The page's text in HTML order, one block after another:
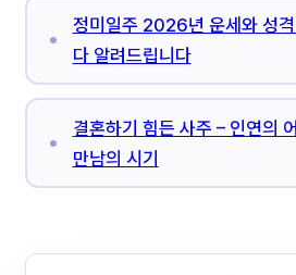
정미일주 2026년 운세와 성
다 알려드립니다
결혼하기 힘든 사주 – 인연의
만남의 시기